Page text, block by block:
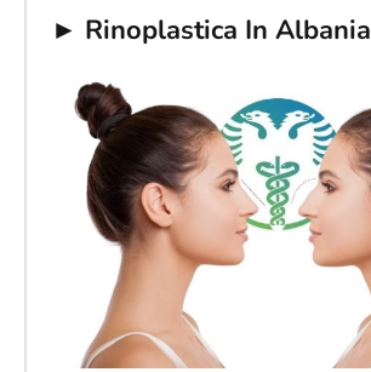
► Rinoplastica In Albania